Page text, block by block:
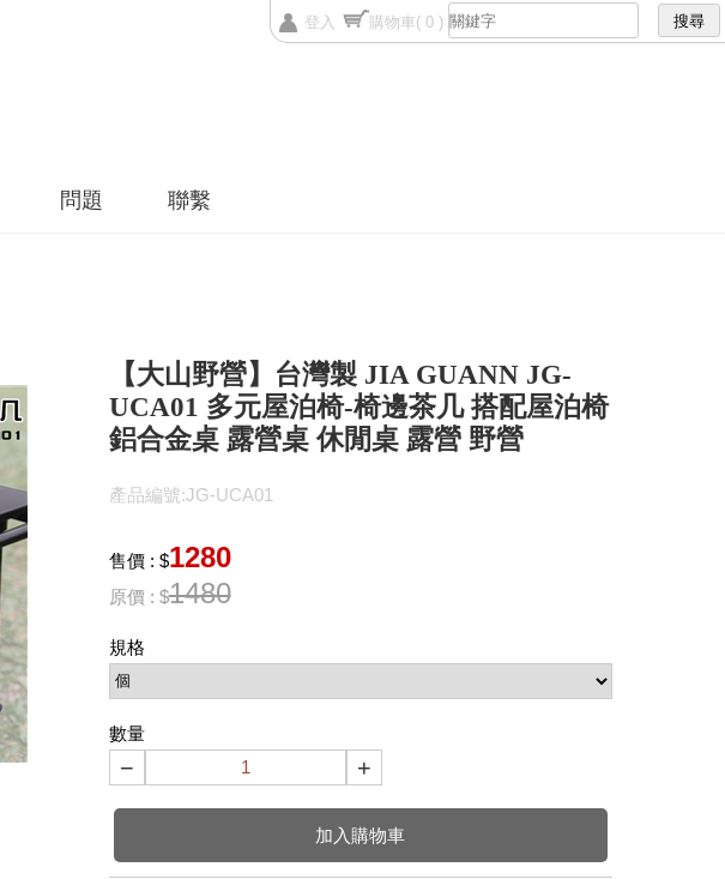
登入 購物車( 0 )
問題 聯繫
【大山野營】台灣製 JIA GUANN JG-
UCA01 多元屋泊椅-椅邊茶几 搭配屋泊椅
鋁合金桌 露營桌 休閒桌 露營 野營
產品編號:JG-UCA01
售價 : $1280
原價 : $1480
規格
數量
− +
加入購物車